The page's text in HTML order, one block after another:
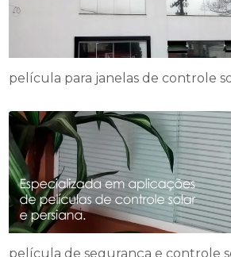
película para janelas de controle
película de segurança e controle